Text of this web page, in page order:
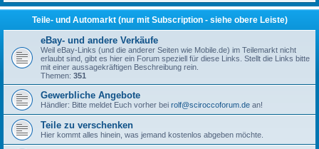
Teile- und Automarkt (nur mit Subscription - siehe obere Leiste)
eBay- und andere Verkäufe
Weil eBay-Links (und die anderer Seiten wie Mobile.de) im Teilemarkt nicht
erlaubt sind, gibt es hier ein Forum speziell für diese Links. Stellt die Links bitte
mit einer aussagekräftigen Beschreibung rein.
Themen: 351
Gewerbliche Angebote
Händler: Bitte meldet Euch vorher bei rolf@sciroccoforum.de an!
Teile zu verschenken
Hier kommt alles hinein, was jemand kostenlos abgeben möchte.